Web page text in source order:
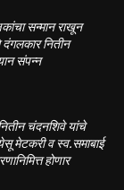
सन्मान राखून
दंगलकार नितीन
संपन्न
चंदनशिवे यांचे
मेटकरी व स्व.समाबाई
होणार